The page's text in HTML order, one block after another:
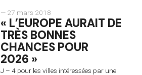
— 27 mars 2018
« L’EUROPE AURAIT DE
TRÈS BONNES
CHANCES POUR
2026 »
J – 4 pour les villes intéressées par une